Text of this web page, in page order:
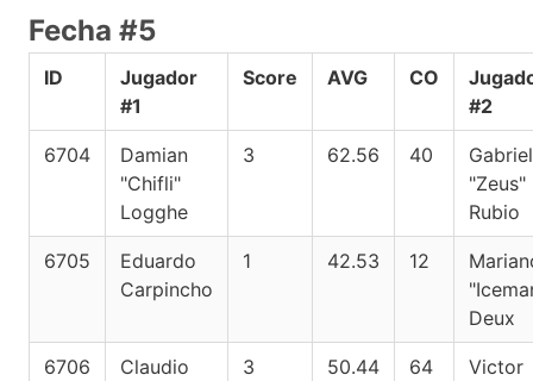
Fecha #5
ID
Jugador
#1
Score AVG CO
#2
6704
Damian
"Chifli"
Logghe
3 62.56 40
Gabriel
"Zeus"
Rubio
6705
Eduardo
Carpincho
1 42.53 12
Deux
6706
Claudio
3 50.44 64
Victor